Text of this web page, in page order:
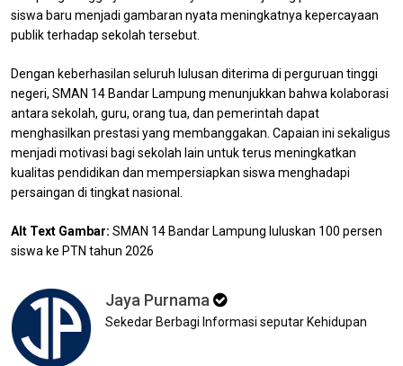
siswa baru menjadi gambaran nyata meningkatnya kepercayaan
publik terhadap sekolah tersebut.
Dengan keberhasilan seluruh lulusan diterima di perguruan tinggi
negeri, SMAN 14 Bandar Lampung menunjukkan bahwa kolaborasi
antara sekolah, guru, orang tua, dan pemerintah dapat
menghasilkan prestasi yang membanggakan. Capaian ini sekaligus
menjadi motivasi bagi sekolah lain untuk terus meningkatkan
kualitas pendidikan dan mempersiapkan siswa menghadapi
persaingan di tingkat nasional.
Alt Text Gambar: SMAN 14 Bandar Lampung luluskan 100 persen
siswa ke PTN tahun 2026
Jaya Purnama
Sekedar Berbagi Informasi seputar Kehidupan